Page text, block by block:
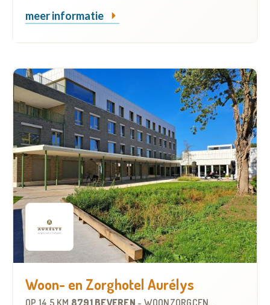
meer informatie
Woon- en Zorghotel Aurélys